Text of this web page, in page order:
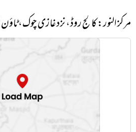
مرکز النور: کالج روڈ، نزد غازی چوک،